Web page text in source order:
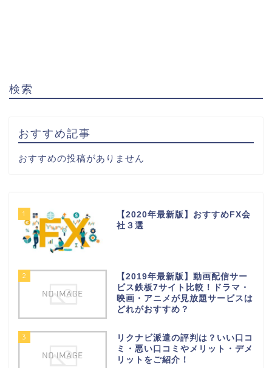
検索
おすすめ記事
おすすめの投稿がありません
1
【2020年最新版】おすすめFX会
社３選
2
【2019年最新版】動画配信サー
ビス鉄板7サイト比較！ドラマ・
映画・アニメが見放題サービスは
どれがおすすめ？
3
リクナビ派遣の評判は？いい口コ
ミ・悪い口コミやメリット・デメ
リットをご紹介！